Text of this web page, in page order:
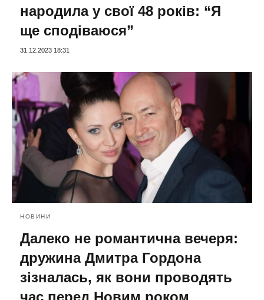
народила у свої 48 років: “Я
ще сподіваюся”
31.12.2023 18:31
НОВИНИ
Далеко не романтична вечеря:
дружина Дмитра Гордона
зізналась, як вони проводять
час перед Новим роком